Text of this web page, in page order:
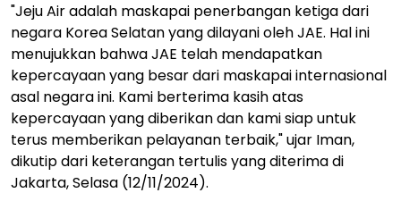
"Jeju Air adalah maskapai penerbangan ketiga dari
negara Korea Selatan yang dilayani oleh JAE. Hal ini
menujukkan bahwa JAE telah mendapatkan
kepercayaan yang besar dari maskapai internasional
asal negara ini. Kami berterima kasih atas
kepercayaan yang diberikan dan kami siap untuk
terus memberikan pelayanan terbaik," ujar Iman,
dikutip dari keterangan tertulis yang diterima di
Jakarta, Selasa (12/11/2024).